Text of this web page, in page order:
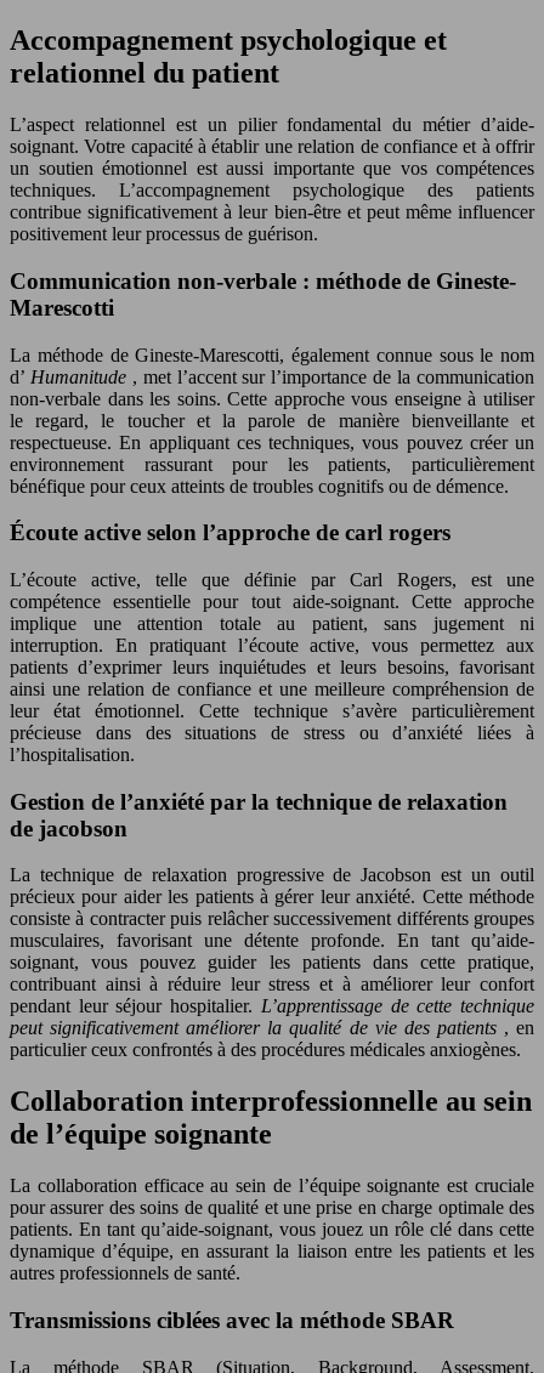
Accompagnement psychologique et
relationnel du patient
L’aspect relationnel est un pilier fondamental du métier d’aide-
soignant. Votre capacité à établir une relation de confiance et à offrir
un soutien émotionnel est aussi importante que vos compétences
techniques. L’accompagnement psychologique des patients
contribue significativement à leur bien-être et peut même influencer
positivement leur processus de guérison.
Communication non-verbale : méthode de Gineste-
Marescotti
La méthode de Gineste-Marescotti, également connue sous le nom
d’ Humanitude , met l’accent sur l’importance de la communication
non-verbale dans les soins. Cette approche vous enseigne à utiliser
le regard, le toucher et la parole de manière bienveillante et
respectueuse. En appliquant ces techniques, vous pouvez créer un
environnement rassurant pour les patients, particulièrement
bénéfique pour ceux atteints de troubles cognitifs ou de démence.
Écoute active selon l’approche de carl rogers
L’écoute active, telle que définie par Carl Rogers, est une
compétence essentielle pour tout aide-soignant. Cette approche
implique une attention totale au patient, sans jugement ni
interruption. En pratiquant l’écoute active, vous permettez aux
patients d’exprimer leurs inquiétudes et leurs besoins, favorisant
ainsi une relation de confiance et une meilleure compréhension de
leur état émotionnel. Cette technique s’avère particulièrement
précieuse dans des situations de stress ou d’anxiété liées à
l’hospitalisation.
Gestion de l’anxiété par la technique de relaxation
de jacobson
La technique de relaxation progressive de Jacobson est un outil
précieux pour aider les patients à gérer leur anxiété. Cette méthode
consiste à contracter puis relâcher successivement différents groupes
musculaires, favorisant une détente profonde. En tant qu’aide-
soignant, vous pouvez guider les patients dans cette pratique,
contribuant ainsi à réduire leur stress et à améliorer leur confort
pendant leur séjour hospitalier. L’apprentissage de cette technique
peut significativement améliorer la qualité de vie des patients , en
particulier ceux confrontés à des procédures médicales anxiogènes.
Collaboration interprofessionnelle au sein
de l’équipe soignante
La collaboration efficace au sein de l’équipe soignante est cruciale
pour assurer des soins de qualité et une prise en charge optimale des
patients. En tant qu’aide-soignant, vous jouez un rôle clé dans cette
dynamique d’équipe, en assurant la liaison entre les patients et les
autres professionnels de santé.
Transmissions ciblées avec la méthode SBAR
La méthode SBAR (Situation, Background, Assessment,